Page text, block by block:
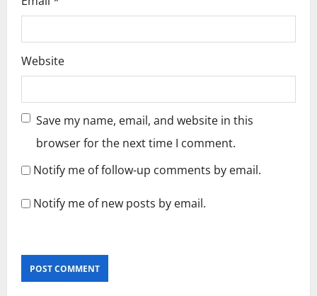
Website
Save my name, email, and website in this
browser for the next time I comment.
Notify me of follow-up comments by email.
Notify me of new posts by email.